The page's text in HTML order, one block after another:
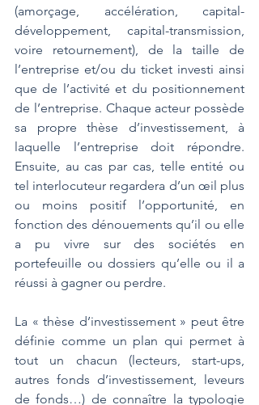
(amorçage, accélération, capital-
développement, capital-transmission,
voire retournement), de la taille de
l’entreprise et/ou du ticket investi ainsi
que de l’activité et du positionnement
de l’entreprise. Chaque acteur possède
sa propre thèse d’investissement, à
laquelle l’entreprise doit répondre.
Ensuite, au cas par cas, telle entité ou
tel interlocuteur regardera d’un œil plus
ou moins positif l’opportunité, en
fonction des dénouements qu’il ou elle
a pu vivre sur des sociétés en
portefeuille ou dossiers qu’elle ou il a
réussi à gagner ou perdre.
La « thèse d’investissement » peut être
définie comme un plan qui permet à
tout un chacun (lecteurs, start-ups,
autres fonds d’investissement, leveurs
de fonds…) de connaître la typologie